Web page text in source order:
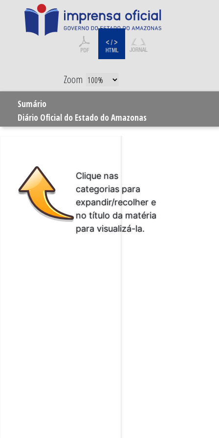
Zoom
Sumário
Diário Oficial do Estado do Amazonas
Clique nas
categorias para
expandir/recolher e
no título da matéria
para visualizá-la.